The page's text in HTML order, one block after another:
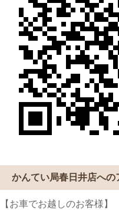
かんてい局春日井店への
【お車でお越しのお客様】